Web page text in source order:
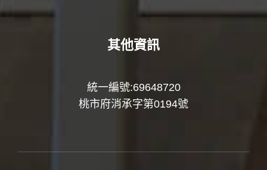
其他資訊
統一編號:69648720
桃市府消承字第0194號